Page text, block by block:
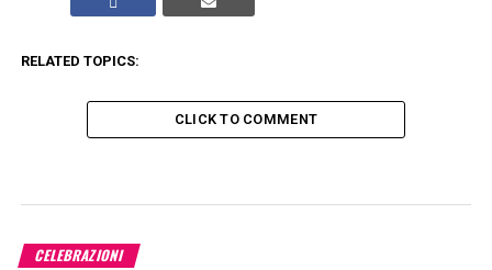
RELATED TOPICS:
CLICK TO COMMENT
CELEBRAZIONI